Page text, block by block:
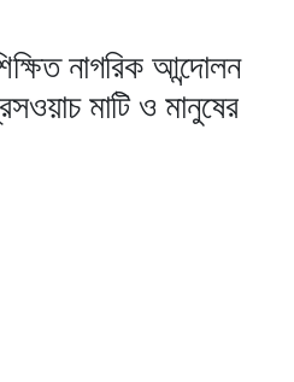
নাগরিক আন্দোলন
মাটি ও মানুষের